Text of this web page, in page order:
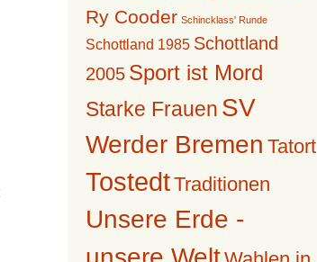
Ry Cooder Schincklass' Runde
Schottland 1985 Schottland
2005 Sport ist Mord
Starke Frauen SV
Werder Bremen Tatort
TostedtTraditionen
Unsere Erde -